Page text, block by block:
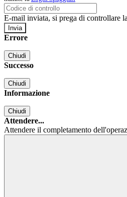
E-mail inviata, si prega di controllare
Errore
Chiudi
Successo
Chiudi
Informazione
Chiudi
Attendere...
Attendere il completamento